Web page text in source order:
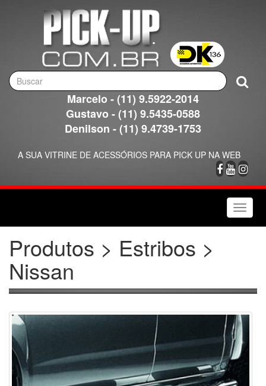
Marcelo - (11) 9.5922-2014
Gustavo - (11) 9.5435-0588
Denilson - (11) 9.4739-1753
A SUA VITRINE DE ACESSÓRIOS PARA PICK UP NA WEB
Toggle
Produtos > Estribos >
Nissan